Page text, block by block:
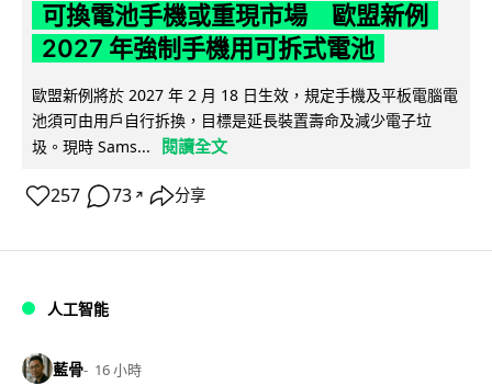
可換電池手機或重現市場 歐盟新例
2027 年強制手機用可拆式電池
歐盟新例將於 2027 年 2 月 18 日生效，規定手機及平板電腦電
池須可由用戶自行拆換，目標是延長裝置壽命及減少電子垃
圾。現時 Sams...
閱讀全文
257 73 ↗ 分享
人工智能
藍骨 16 小時